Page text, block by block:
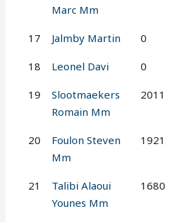
Marc Mm
17 Jalmby Martin 0
18 Leonel Davi 0
19
Slootmaekers
Romain Mm
2011
20
Foulon Steven
Mm
1921
21
Talibi Alaoui
Younes Mm
1680